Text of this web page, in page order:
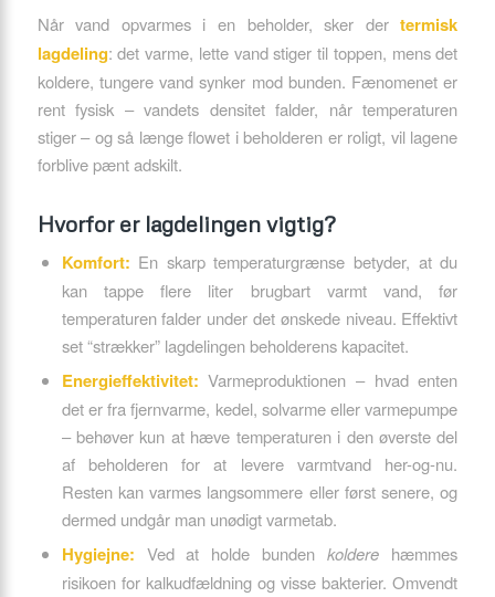
Når vand opvarmes i en beholder, sker dertermisk
lagdeling: det varme, lette vand stiger til toppen, mens det
koldere, tungere vand synker mod bunden. Fænomenet er
rent fysisk – vandets densitet falder, når temperaturen
stiger – og så længe flowet i beholderen er roligt, vil lagene
forblive pænt adskilt.
Hvorfor er lagdelingen vigtig?
Komfort: En skarp temperaturgrænse betyder, at du
kan tappe flere liter brugbart varmt vand, før
temperaturen falder under det ønskede niveau. Effektivt
set “strækker” lagdelingen beholderens kapacitet.
Energieffektivitet: Varmeproduktionen – hvad enten
det er fra fjernvarme, kedel, solvarme eller varmepumpe
– behøver kun at hæve temperaturen i den øverste del
af beholderen for at levere varmtvand her-og-nu.
Resten kan varmes langsommere eller først senere, og
dermed undgår man unødigt varmetab.
Hygiejne: Ved at holde bundenkoldere hæmmes
risikoen for kalkudfældning og visse bakterier. Omvendt